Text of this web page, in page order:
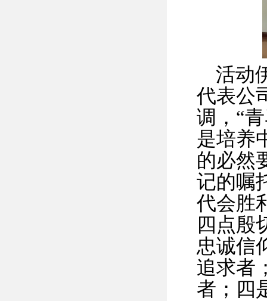
活动
代表公
调，“
是培养
的必然
记的嘱
代会胜
四点殷
忠诚信
追求者
者；四